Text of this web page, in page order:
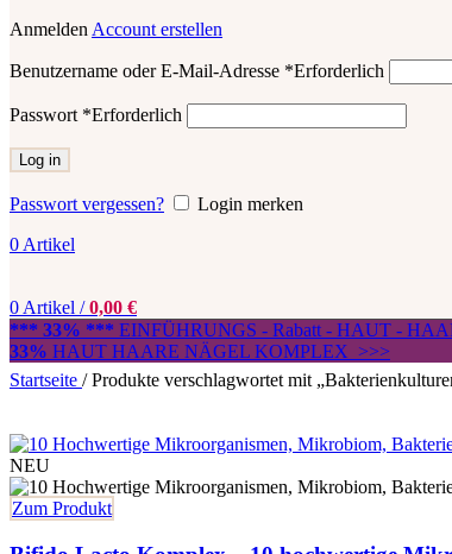
Anmelden Account erstellen
Benutzername oder E-Mail-Adresse *Erforderlich
Passwort *Erforderlich
Log in
Passwort vergessen?
Login merken
0 Artikel
0 Artikel / 0,00 €
*** 33% *** EINFÜHRUNGS - Rabatt - HAUT -
33% HAUT HAARE NÄGEL KOMPLEX >>>
Startseite / Produkte verschlagwortet mit
NEU
Zum Produkt